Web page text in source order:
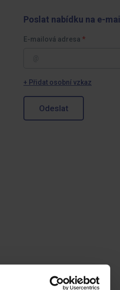
Poslat nabídku na e-mail
E-mailová adresa
+ Přidat osobní vzkaz
Odeslat